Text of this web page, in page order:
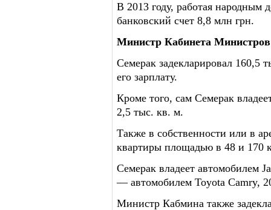
В 2013 году, работая народным
банковский счет 8,8 млн грн.
Министр Кабинета
Семерак задекларировал 160,5
его зарплату.
Кроме того, сам Семерак
2,5 тыс. кв. м.
Также в собственности или в
квартиры площадью в 48 и 170
Семерак владеет автомобилем
— автомобилем Toyota Camry,
Министр Кабмина также